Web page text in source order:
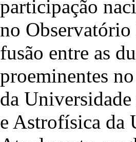
participação
no
fusão entre as
proeminentes
da
e Astrofísica da